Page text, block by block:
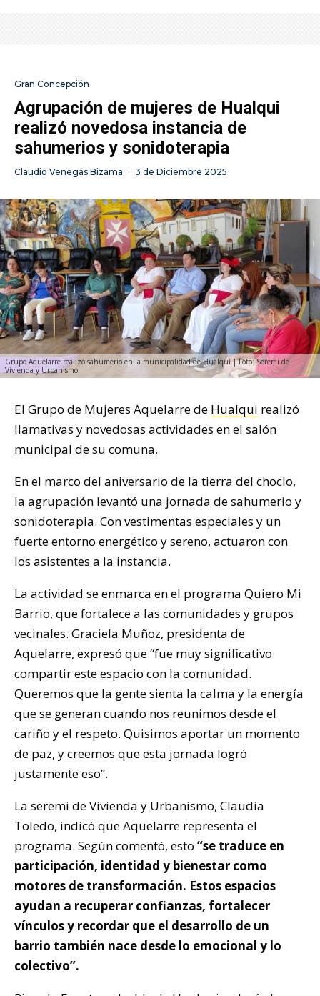
Gran Concepción
Agrupación de mujeres de Hualqui
realizó novedosa instancia de
sahumerios y sonidoterapia
Claudio Venegas Bizama · 3 de Diciembre 2025
Grupo Aquelarre realizó sahumerio en la municipalidad de Hualqui | Foto: Seremi de
Vivienda y Urbanismo
El Grupo de Mujeres Aquelarre de Hualqui realizó
llamativas y novedosas actividades en el salón
municipal de su comuna.
En el marco del aniversario de la tierra del choclo,
la agrupación levantó una jornada de sahumerio y
sonidoterapia. Con vestimentas especiales y un
fuerte entorno energético y sereno, actuaron con
los asistentes a la instancia.
La actividad se enmarca en el programa Quiero Mi
Barrio, que fortalece a las comunidades y grupos
vecinales. Graciela Muñoz, presidenta de
Aquelarre, expresó que “fue muy significativo
compartir este espacio con la comunidad.
Queremos que la gente sienta la calma y la energía
que se generan cuando nos reunimos desde el
cariño y el respeto. Quisimos aportar un momento
de paz, y creemos que esta jornada logró
justamente eso”.
La seremi de Vivienda y Urbanismo, Claudia
Toledo, indicó que Aquelarre representa el
programa. Según comentó, esto “se traduce en
participación, identidad y bienestar como
motores de transformación. Estos espacios
ayudan a recuperar confianzas, fortalecer
vínculos y recordar que el desarrollo de un
barrio también nace desde lo emocional y lo
colectivo”.